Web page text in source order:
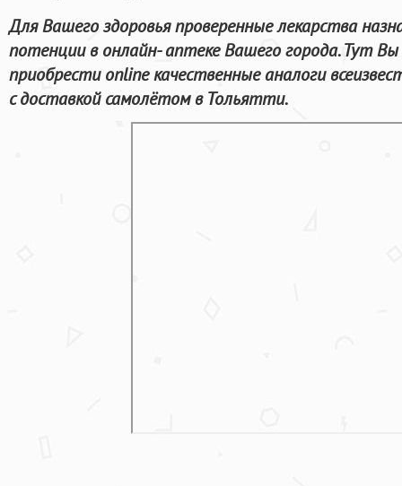
Для Вашего здоровья проверенные лекарства
потенции в онлайн- аптеке Вашего города. Тут
приобрести online качественные аналоги
с доставкой самолётом в Тольятти.